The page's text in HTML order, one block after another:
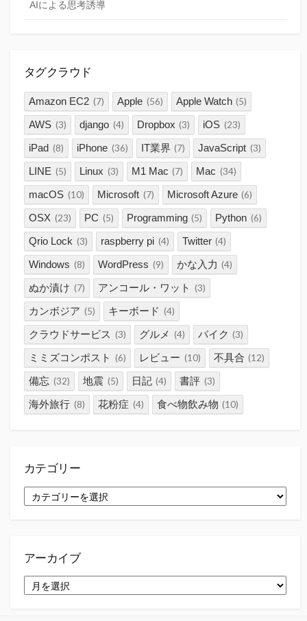
AIによる思考誘導
タグクラウド
Amazon EC2 (7) Apple (56) Apple Watch (5)
AWS (3) django (4) Dropbox (3) iOS (23)
iPad (8) iPhone (36) IT業界 (7) JavaScript (3)
LINE (5) Linux (3) M1 Mac (7) Mac (34)
macOS (10) Microsoft (7) Microsoft Azure (6)
OSX (23) PC (5) Programming (5) Python (6)
Qrio Lock (3) raspberry pi (4) Twitter (4)
Windows (8) WordPress (9) かな入力 (4)
ぬか漬け (7) アンコール・ワット (3)
カンボジア (5) キーボード (4)
クラウドサービス (3) グルメ (4) バイク (3)
ミミズコンポスト (6) レビュー (10) 不具合 (12)
備忘 (32) 地震 (5) 日記 (4) 書評 (3)
海外旅行 (8) 花粉症 (4) 食べ物飲み物 (10)
カテゴリー
テ
アーカイブ
ー